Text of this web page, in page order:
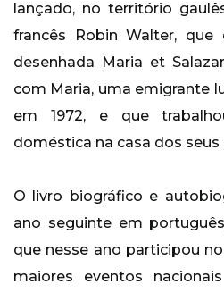
lançado, no território
francês Robin Walter, que
desenhada Maria et
com Maria, uma emigrante
em 1972, e que
doméstica na casa dos
O livro biográfico e
ano seguinte em
que nesse ano participou
maiores eventos